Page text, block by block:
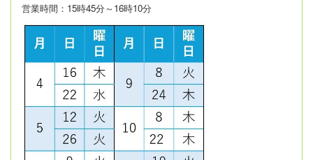
営業時間：15時45分～16時10分